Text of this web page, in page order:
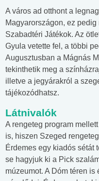
A város ad otthont a
Magyarországon, ez
Szabadtéri Játékok. Az
Gyula vetette fel, a többi
Augusztusban a Mágnás
tekinthetik meg a
illetve a jegyárakról a
tájékozódhatsz.
Látnivalók
A rengeteg program
is, hiszen Szeged
Érdemes egy kiadós sétát
se hagyjuk ki a Pick
múzeumot. A Dóm téren